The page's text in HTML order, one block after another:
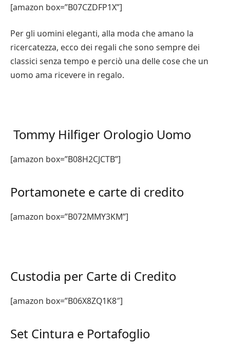
[amazon box=”B07CZDFP1X”]
Per gli uomini eleganti, alla moda che amano la
ricercatezza, ecco dei regali che sono sempre dei
classici senza tempo e perciò una delle cose che un
uomo ama ricevere in regalo.
Tommy Hilfiger Orologio Uomo
[amazon box=”B08H2CJCTB”]
Portamonete e carte di credito
[amazon box=”B072MMY3KM”]
Custodia per Carte di Credito
[amazon box=”B06X8ZQ1K8″]
Set Cintura e Portafoglio